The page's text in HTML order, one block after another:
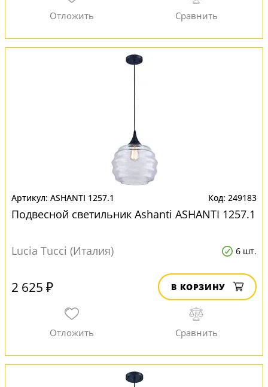
ASHANTI 1257.1 249183
Подвесной светильник Ashanti ASHANTI 1257.1
Lucia Tucci (Италия) 6 шт.
2 625 ₽ В КОРЗИНУ